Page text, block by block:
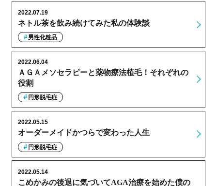
ネトル茶を飲み続けてみた私の体験談
2022.07.19
男性化粧品
ＡＧＡメソセラピーと薬物療法植毛！それぞれの
役割
2022.06.04
円形脱毛症
オーダーメイドかつらで変わった人生
2022.05.15
円形脱毛症
こめかみの後退に気づいてAGA治療を始めた僕の
2022.05.14